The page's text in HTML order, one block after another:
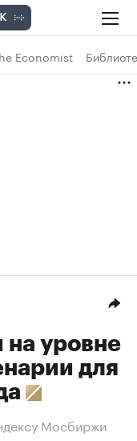
Economist
уровне
для
Мосбиржи